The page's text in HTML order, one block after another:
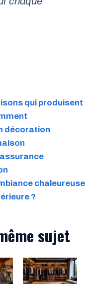
qui produisent
décoration
chaleureuse
?
sujet